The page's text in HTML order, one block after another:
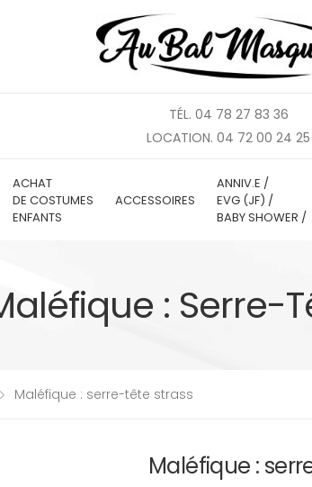
TÉL. 04 78 27 83 36
LOCATION. 04 72 00 24 25
ACHAT
DE COSTUMES
ENFANTS
ACCESSOIRES
ANNIV.E /
EVG (JF) /
BABY SHOWER /
: Serre-
Maléfique : serre-tête strass
Maléfique :